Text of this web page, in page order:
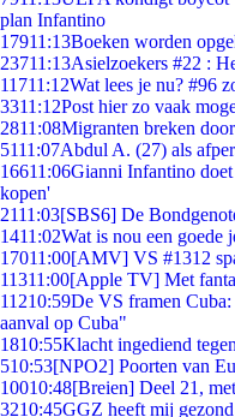
plan Infantino
17911:13Boeken worden
23711:13Asielzoekers #22 :
11711:12Wat lees je nu? #96
3311:12Post hier zo vaak
2811:08Migranten breken
5111:07Abdul A. (27) als
16611:06Gianni Infantino
kopen'
2111:03[SBS6] De
1411:02Wat is nou een goede
17011:00[AMV] VS #1312
11311:00[Apple TV] Met
11210:59De VS framen
aanval op Cuba"
1810:55Klacht ingediend
510:53[NPO2] Poorten van
10010:48[Breien] Deel 21,
3210:45GGZ heeft mij